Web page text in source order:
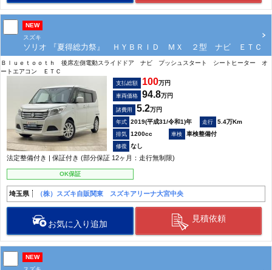
NEW
スズキ
ソリオ 『夏得総力祭』 ＨＹＢＲＩＤ ＭＸ ２型 ナビ ＥＴＣ
Ｂｌｕｅｔｏｏｔｈ 後席左側電動スライドドア ナビ プッシュスタート シートヒーター オ
ートエアコン ＥＴＣ
支払総額 100万円
車両価格 94.8万円
諸費用 5.2万円
2019(平成31/令和1)年
5.4万Km
1200cc
車検整備付
なし
法定整備付き | 保証付き (部分保証 12ヶ月：走行無制限)
OK保証
埼玉県 （株）スズキ自販関東 スズキアリーナ大宮中央
お気に入り追加
見積依頼
NEW